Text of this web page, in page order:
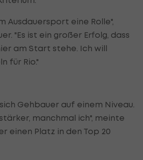
Ausdauersport eine Rolle",
"Es ist ein großer Erfolg, dass
am Start stehe. Ich will
für Rio."
Gehbauer auf einem Niveau.
manchmal ich", meinte
einen Platz in den Top 20